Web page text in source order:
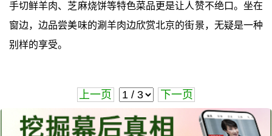
手切鲜羊肉、芝麻烧饼等特色菜品更是让人赞不绝口。坐在
窗边，边品尝美味的涮羊肉边欣赏北京的街景，无疑是一种
别样的享受。
上一页 下一页